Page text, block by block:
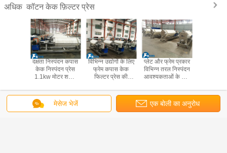
अधिक कॉटन केक फ़िल्टर प्रेस
दक्षता निस्पंदन कपास
केक निस्पंदन प्रेस
1.1kw मोटर शक्ति
विभिन्न उद्योगों के लिए
फ्रेम कपास केक
फिल्टर प्रेस की
प्लेट और फ्रेम प्रकार
विभिन्न तरल निस्पंदन
आवश्यकताओं के लिए
प्रेस
प्लेट कपास
मेसेज भेजें एक बोली का अनुरोध